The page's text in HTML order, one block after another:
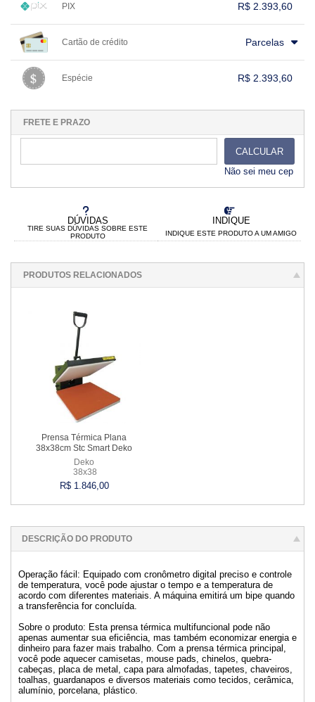
DÚVIDAS
TIRE SUAS DÚVIDAS SOBRE ESTE
PRODUTO
INDIQUE
INDIQUE ESTE PRODUTO A UM AMIGO
PIX R$ 2.393,60
..
Cartão de crédito Parcelas
...
Espécie R$ 2.393,60
..
...
FRETE E PRAZO
CALCULAR
Não sei meu cep
PRODUTOS RELACIONADOS
Prensa Térmica Plana
38x38cm Stc Smart Deko
Deko
38x38
R$ 1.846,00
DESCRIÇÃO DO PRODUTO
Operação fácil: Equipado com cronômetro digital preciso e controle
de temperatura, você pode ajustar o tempo e a temperatura de
acordo com diferentes materiais. A máquina emitirá um bipe quando
a transferência for concluída.
Sobre o produto: Esta prensa térmica multifuncional pode não
apenas aumentar sua eficiência, mas também economizar energia e
dinheiro para fazer mais trabalho. Com a prensa térmica principal,
você pode aquecer camisetas, mouse pads, chinelos, quebra-
cabeças, placa de metal, capa para almofadas, tapetes, chaveiros,
toalhas, guardanapos e diversos materiais como tecidos, cerâmica,
alumínio, porcelana, plástico.